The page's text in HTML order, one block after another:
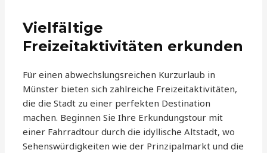
Vielfältige
Freizeitaktivitäten erkunden
Für einen abwechslungsreichen Kurzurlaub in
Münster bieten sich zahlreiche Freizeitaktivitäten,
die die Stadt zu einer perfekten Destination
machen. Beginnen Sie Ihre Erkundungstour mit
einer Fahrradtour durch die idyllische Altstadt, wo
Sehenswürdigkeiten wie der Prinzipalmarkt und die